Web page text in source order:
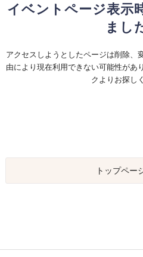
イベントページ表示
まし
アクセスしようとしたページは削除、
由により現在利用できない可能性があ
クよりお探し
トップペー